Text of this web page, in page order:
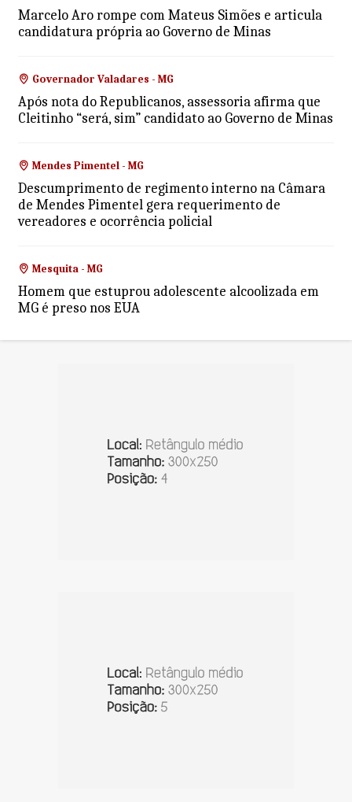
Marcelo Aro rompe com Mateus Simões e articula
candidatura própria ao Governo de Minas
Governador Valadares - MG
Após nota do Republicanos, assessoria afirma que
Cleitinho “será, sim” candidato ao Governo de Minas
Mendes Pimentel - MG
Descumprimento de regimento interno na Câmara
de Mendes Pimentel gera requerimento de
vereadores e ocorrência policial
Mesquita - MG
Homem que estuprou adolescente alcoolizada em
MG é preso nos EUA